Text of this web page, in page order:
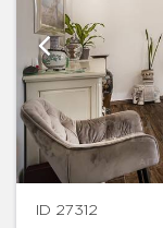
ID 27312